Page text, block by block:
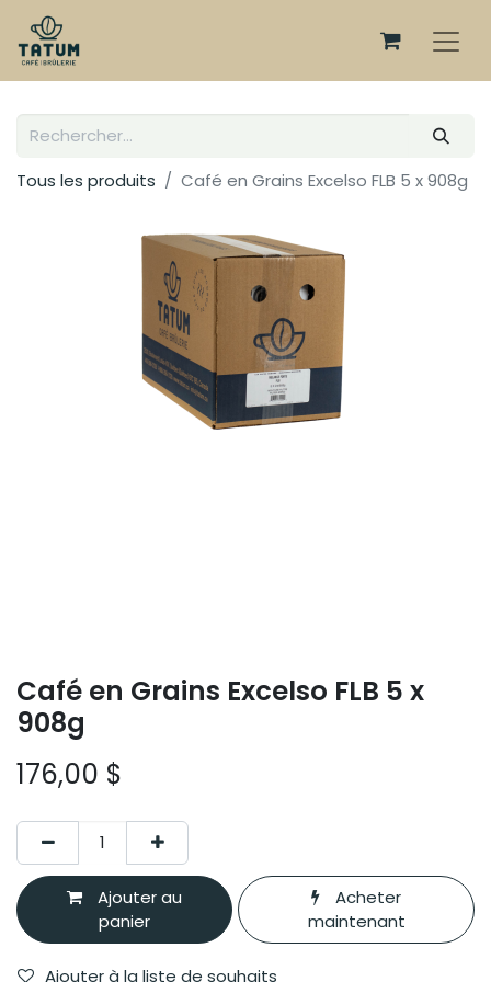
Tous les produits Café en Grains Excelso FLB 5 x 908g
Café en Grains Excelso FLB 5 x
908g
176,00 $
Ajouter au
panier
Acheter
maintenant
Ajouter à la liste de souhaits